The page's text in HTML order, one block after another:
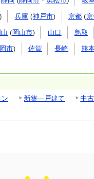
) 兵庫 (神戸市) 京都 (
(岡山市) 山口 鳥取
市) 佐賀 長崎 熊本
新築一戸建て 中